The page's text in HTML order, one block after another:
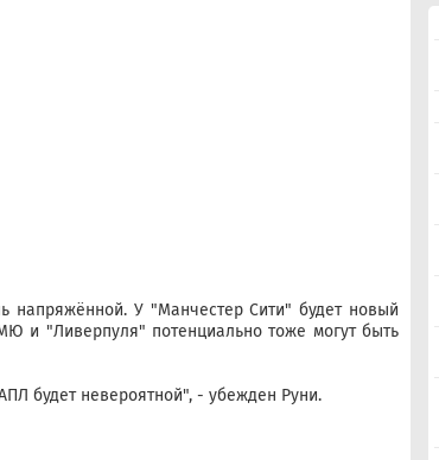
напряжённой. У "Манчестер Сити" будет новый
и "Ливерпуля" потенциально тоже могут быть
будет невероятной", - убежден Руни.